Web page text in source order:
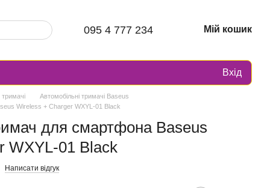
095 4 777 234 Мій кошик
Вхід
тримачі
Автомобільні тримачі Baseus
Wireless + Charger WXYL-01 Black
для смартфона Baseus
WXYL-01 Black
Написати відгук